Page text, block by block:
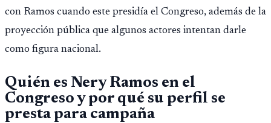
con Ramos cuando este presidía el Congreso, además de la
proyección pública que algunos actores intentan darle
como figura nacional.
Quién es Nery Ramos en el
Congreso y por qué su perfil se
presta para campaña